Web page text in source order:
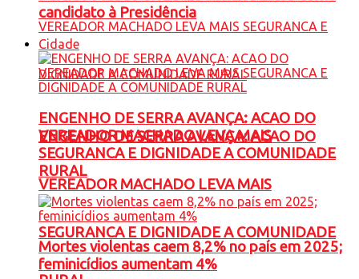
ENGENHO DE SERRA AVANÇA: ACAO DO
VEREADOR MACHADO LEVA MAIS
SEGURANCA E DIGNIDADE A COMUNIDADE
candidato à Presidência
Cidade
ENGENHO DE SERRA AVANÇA: ACAO DO
VEREADOR MACHADO LEVA MAIS
SEGURANCA E DIGNIDADE A COMUNIDADE
RURAL
Mortes violentas caem 8,2% no país em 2025;
feminicídios aumentam 4%